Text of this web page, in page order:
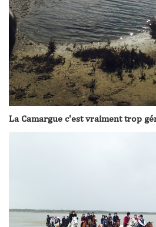
La Camargue c'est vraiment trop